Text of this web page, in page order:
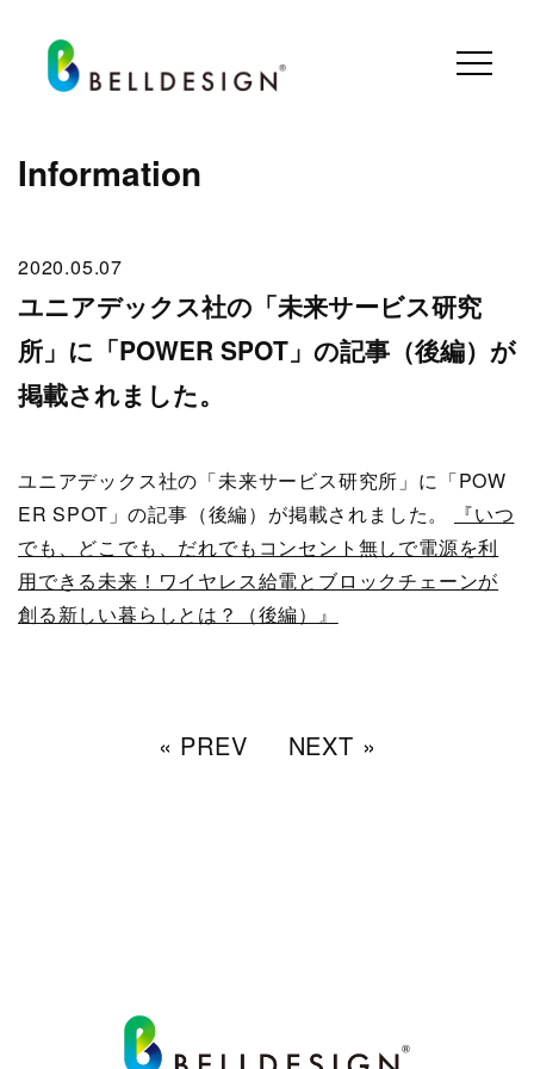
Information
2020.05.07
ユニアデックス社の「未来サービス研究
所」に「POWER SPOT」の記事（後編）が
掲載されました。
ユニアデックス社の「未来サービス研究所」に「POW
ER SPOT」の記事（後編）が掲載されました。
『いつ
でも、どこでも、だれでもコンセント無しで電源を利
用できる未来！ワイヤレス給電とブロックチェーンが
創る新しい暮らしとは？（後編）』
« PREV NEXT »